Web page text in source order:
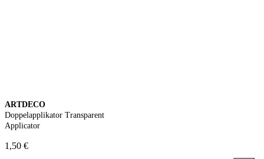
ARTDECO
Doppelapplikator Transparent
Applicator
1,50 €